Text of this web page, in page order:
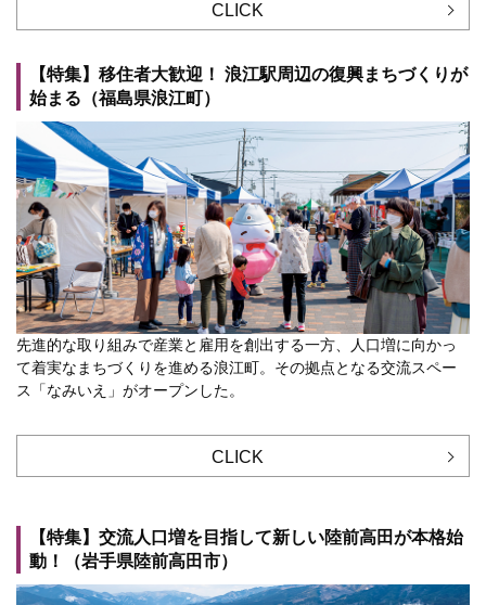
CLICK
【特集】移住者大歓迎！ 浪江駅周辺の復興まちづくりが
始まる（福島県浪江町）
先進的な取り組みで産業と雇用を創出する一方、人口増に向かっ
て着実なまちづくりを進める浪江町。その拠点となる交流スペー
ス「なみいえ」がオープンした。
CLICK
【特集】交流人口増を目指して新しい陸前高田が本格始
動！（岩手県陸前高田市）